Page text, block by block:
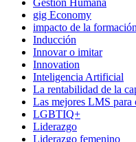
gig Economy
impacto de la
Inducción
Innovar o imitar
Innovation
Inteligencia Artificial
La rentabilidad de la
Las mejores LMS para
LGBTIQ+
Liderazgo
Liderazgo femenino